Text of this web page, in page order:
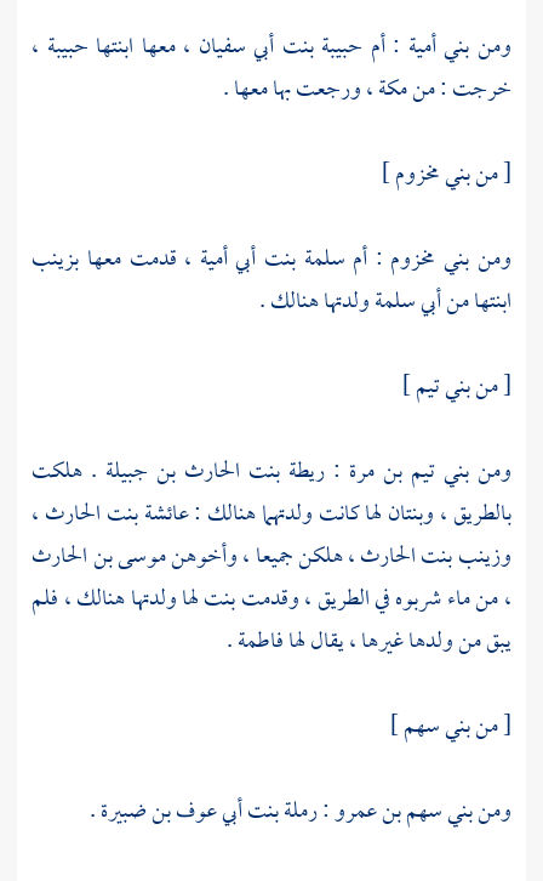
ومنبني أمية :أم حبيبة بنت أبي سفيان ، معها ابنتها حبيبة ،
خرجت : منمكة، ورجعت بها معها .
[ منبني مخزوم]
ومنبني مخزوم : أم سلمة بنت أبي أمية ، قدمت معها بزينب
ابنتها منأبي سلمةولدتها هنالك .
[ منبني تيم]
ومنبني تيم بن مرة : ريطة بنت الحارث بن جبيلة . هلكت
بالطريق ، وبنتان لها كانت ولدتهما هنالك :عائشة بنت الحارث،
وزينب بنت الحارث، هلكن جميعا ، وأخوهنموسى بن الحارث
، من ماء شربوه في الطريق ، وقدمت بنت لها ولدتها هنالك ، فلم
يبق من ولدها غيرها ، يقال لهافاطمة.
[ منبني سهم]
ومنبني سهم بن عمرو:رملة بنت أبي عوف بن ضبيرة.